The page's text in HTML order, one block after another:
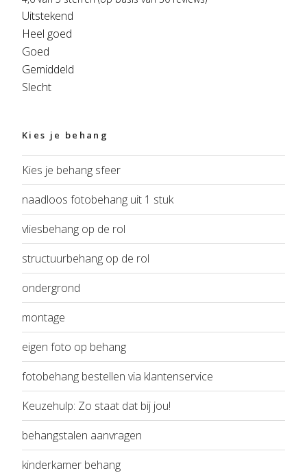
Uitstekend
Heel goed
Goed
Gemiddeld
Slecht
Kies je behang
Kies je behang sfeer
naadloos fotobehang uit 1 stuk
vliesbehang op de rol
structuurbehang op de rol
ondergrond
montage
eigen foto op behang
fotobehang bestellen via klantenservice
Keuzehulp: Zo staat dat bij jou!
behangstalen aanvragen
kinderkamer behang